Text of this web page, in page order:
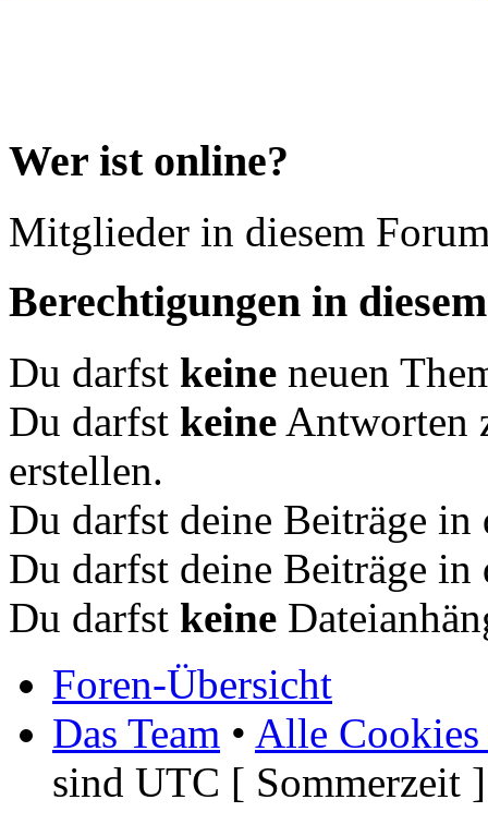
Wer ist online?
Mitglieder in diesem
Berechtigungen in
Du darfst keine neuen
Du darfst keine Antworten
erstellen.
Du darfst deine Beiträge
Du darfst deine Beiträge
Du darfst keine
Foren-Übersicht
Das Team • Alle Cookies
sind UTC [ Sommerzeit ]